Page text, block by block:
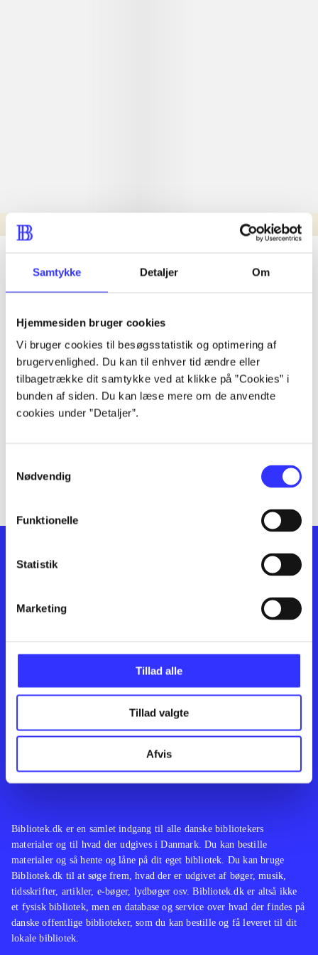
Samtykke Detaljer Om
Hjemmesiden bruger cookies
Vi bruger cookies til besøgsstatistik og optimering af
brugervenlighed. Du kan til enhver tid ændre eller
tilbagetrække dit samtykke ved at klikke på ”Cookies” i
bunden af siden. Du kan læse mere om de anvendte
cookies under ”Detaljer”.
Nødvendig
Funktionelle
Statistik
Marketing
Tillad alle
Tillad valgte
Afvis
Nyhed
lorem ipsum dolor sit amet ...
lorem ipsum dolor sit amet ...
lorem ipsum dolor sit amet ...
lorem ipsum dolor sit amet ...
lorem ipsum dolor sit amet ...
lorem ipsum dolor sit amet ...
lorem ipsum dolor sit amet ...
Feedback
Bibliotek.dk er en samlet indgang til alle danske bibliotekers
materialer og til hvad der udgives i Danmark. Du kan bestille
materialer og så hente og låne på dit eget bibliotek. Du kan bruge
Bibliotek.dk til at søge frem, hvad der er udgivet af bøger, musik,
tidsskrifter, artikler, e-bøger, lydbøger osv. Bibliotek.dk er altså ikke
et fysisk bibliotek, men en database og service over hvad der findes på
danske offentlige biblioteker, som du kan bestille og få leveret til dit
lokale bibliotek.
Kontakt os
English
Artikler
Film
Musik
Noder